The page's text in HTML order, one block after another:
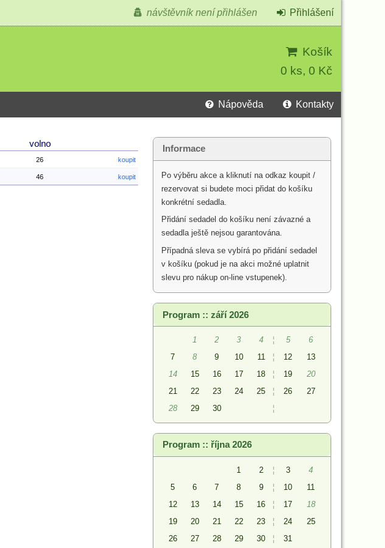
Košík
0 ks, 0 Kč
návštěvník není přihlášen Přihlášení
Nápověda Kontakty
Informace
Po výběru akce a kliknutí na odkaz koupit /
rezervovat si budete moci přidat do košíku
konkrétní sedadla.
Přidání sedadel do košíku není závazné a
sedadla ještě nejsou garantována.
Případná sleva se vybírá po přidání sedadel
v košíku (pokud je na akci možné uplatnit
slevu pro nákup on-line vstupenek).
Program :: září 2026
1 2 3 4 ¦ 5
6
7
8 9 10 11 ¦ 12
13
14
15 16 17 18 ¦ 19
20
21
22 23 24 25 ¦ 26
27
28
29 30 ¦
Program :: října 2026
1 2 ¦ 3
4
5
6 7 8 9 ¦ 10
11
12
13 14 15 16 ¦ 17
18
19
20 21 22 23 ¦ 24
25
26
27 28 29 30 ¦ 31
volno
26 koupit
46 koupit